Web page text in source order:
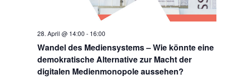
Wandel des Mediensystems – Wie könnte eine
demokratische Alternative zur Macht der
digitalen Medienmonopole aussehen?
28. April @ 14:00 - 16:00